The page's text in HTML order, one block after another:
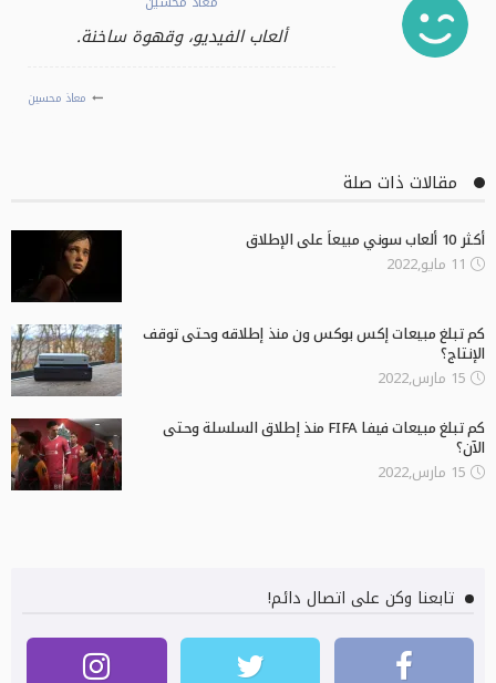
ألعاب الفيديو، وقهوة ساخنة.
معاذ محسين
مقالات ذات صلة
أكثر 10 ألعاب سوني مبيعاً على الإطلاق
11 مايو,2022
كم تبلغ مبيعات إكس بوكس ون منذ إطلاقه وحتى توقف
الإنتاج؟
15 مارس,2022
كم تبلغ مبيعات فيفا FIFA منذ إطلاق السلسلة وحتى
الآن؟
15 مارس,2022
تابعنا وكن على اتصال دائم!